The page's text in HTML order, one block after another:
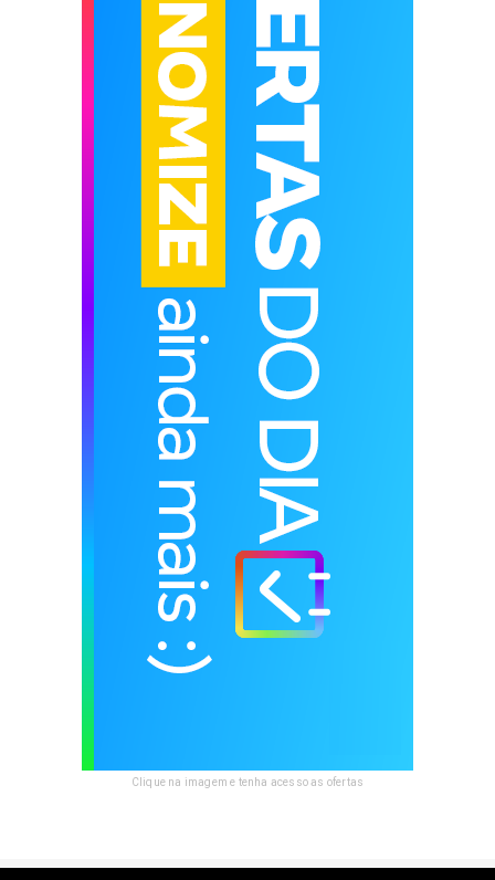
Clique na imagem e tenha acesso as ofertas